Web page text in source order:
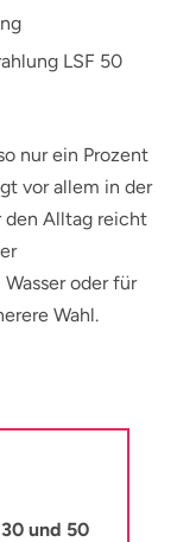
LSF 50
nur ein Prozent
vor allem in der
den Alltag reicht
oder für
Wahl.
30 und 50